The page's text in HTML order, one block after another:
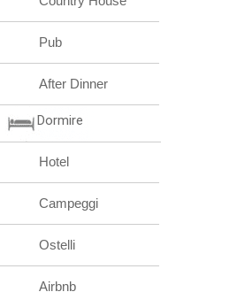
Pub
After Dinner
Dormire
Hotel
Campeggi
Ostelli
Airbnb